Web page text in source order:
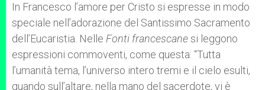
In Francesco l’amore per Cristo si espresse in modo
speciale nell’adorazione del Santissimo Sacramento
dell’Eucaristia. Nelle Fonti francescanesi leggono
espressioni commoventi, come questa: “Tutta
l’umanità tema, l’universo intero tremi e il cielo esulti,
quando sull’altare, nella mano del sacerdote, vi è